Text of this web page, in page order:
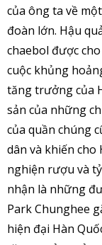
của ông ta về
đoàn lớn. Hậu
chaebol được
cuộc khủng
tăng trưởng của
sản của những
của quần chúng
dân và khiến cho
nghiện rượu và
nhận là những
Park Chunghee
hiện đại Hàn